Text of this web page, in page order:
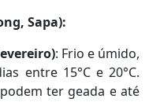
Sapa):
: Frio e úmido,
entre 15°C e 20°C.
ter geada e até